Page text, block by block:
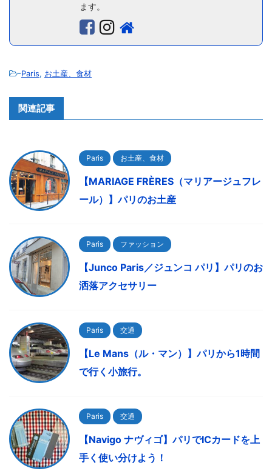
ます。
-Paris, お土産、食材
関連記事
Paris お土産、食材
【MARIAGE FRÈRES（マリアージュフレ
ール）】パリのお土産
Paris ファッション
【Junco Paris／ジュンコ パリ】パリのお
洒落アクセサリー
Paris 交通
【Le Mans（ル・マン）】パリから1時間
で行く小旅行。
Paris 交通
【Navigo ナヴィゴ】パリでICカードを上
手く使い分けよう！